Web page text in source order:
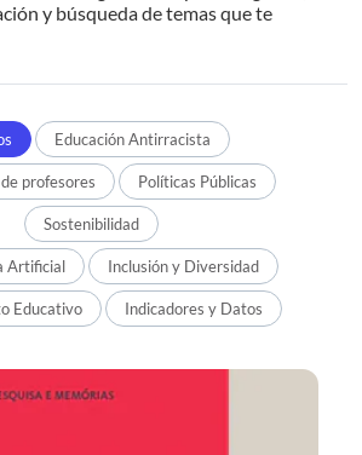
y búsqueda de temas que te
Educación Antirracista
profesores Políticas Públicas
Sostenibilidad
Artificial Inclusión y Diversidad
Educativo Indicadores y Datos